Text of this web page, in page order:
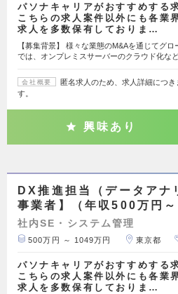
パソナキャリアがおすすめする
こちらの求人案件以外にも各業
求人を多数保有しておりま…
【募集背景】 様々な業態のM&Aを通じてグ
では、オンプレミスサーバーのクラウド化な
会社概要
匿名求人のため、求人詳細につ
す。
興味あり
DX推進担当（データアナ
事業者】（年収500万円
社内SE・システム管理
500万円 ～ 1049万円 東京都
パソナキャリアがおすすめする
こちらの求人案件以外にも各業
求人を多数保有しておりま…